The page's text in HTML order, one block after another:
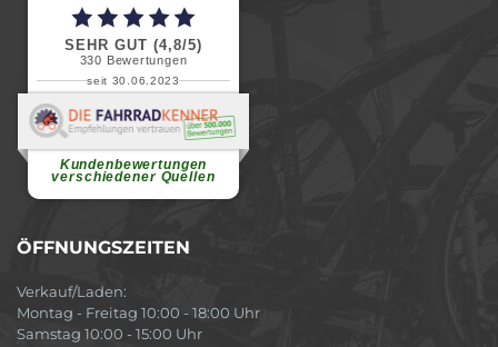
SEHR GUT (4,8/5)
330 Bewertungen
seit 30.06.2023
Kundenbewertungen
verschiedener Quellen
Renate H.
Vielen Dank für ein herzliches
ÖFFNUNGSZEITEN
Verkauf/Laden:
Montag - Freitag 10:00 - 18:00 Uhr
Samstag 10:00 - 15:00 Uhr